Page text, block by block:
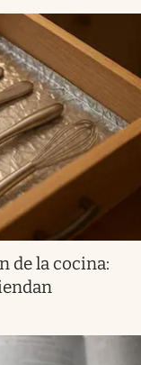
de la cocina: